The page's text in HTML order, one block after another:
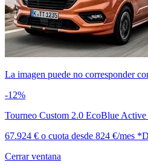
La imagen puede no corresponder
-12%
Tourneo Custom 2.0 EcoBlue
67.924 € o cuota desde 824 €/mes *
Cerrar ventana